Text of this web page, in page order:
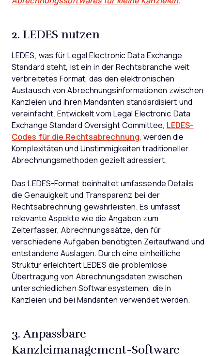
2. LEDES nutzen
LEDES, was für Legal Electronic Data Exchange
Standard steht, ist ein in der Rechtsbranche weit
verbreitetes Format, das den elektronischen
Austausch von Abrechnungsinformationen zwischen
Kanzleien und ihren Mandanten standardisiert und
vereinfacht. Entwickelt vom Legal Electronic Data
Exchange Standard Oversight Committee, LEDES-
Codes für die Rechtsabrechnung, werden die
Komplexitäten und Unstimmigkeiten traditioneller
Abrechnungsmethoden gezielt adressiert.
Das LEDES-Format beinhaltet umfassende Details,
die Genauigkeit und Transparenz bei der
Rechtsabrechnung gewährleisten. Es umfasst
relevante Aspekte wie die Angaben zum
Zeiterfasser, Abrechnungssätze, den für
verschiedene Aufgaben benötigten Zeitaufwand und
entstandene Auslagen. Durch eine einheitliche
Struktur erleichtert LEDES die problemlose
Übertragung von Abrechnungsdaten zwischen
unterschiedlichen Softwaresystemen, die in
Kanzleien und bei Mandanten verwendet werden.
3. Anpassbare
Kanzleimanagement-Software